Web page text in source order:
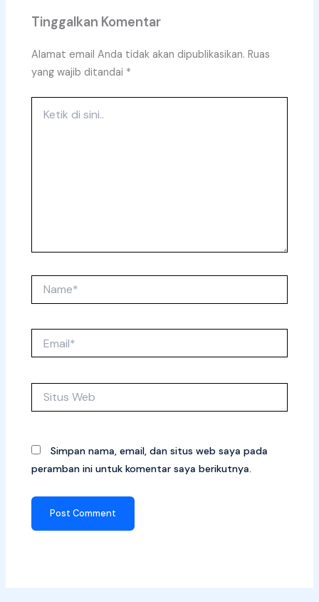
Tinggalkan Komentar
Alamat email Anda tidak akan dipublikasikan. Ruas
yang wajib ditandai *
Web
Simpan nama, email, dan situs web saya pada
peramban ini untuk komentar saya berikutnya.